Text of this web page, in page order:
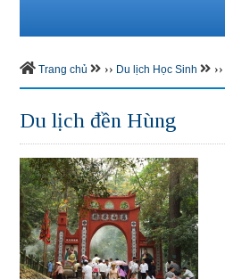
Trang chủ ›› Du lịch Học Sinh ››
Du lịch đền Hùng